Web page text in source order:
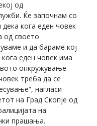
од
Ќе започнам со
кога еден човек
од своето
и да бараме кој
еден човек има
опкружување
треба да се
нагласи
на Град Скопје од
на
прашања.